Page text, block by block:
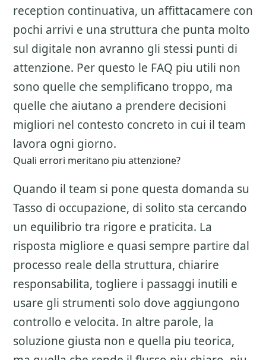
reception continuativa, un affittacamere con
pochi arrivi e una struttura che punta molto
sul digitale non avranno gli stessi punti di
attenzione. Per questo le FAQ piu utili non
sono quelle che semplificano troppo, ma
quelle che aiutano a prendere decisioni
migliori nel contesto concreto in cui il team
lavora ogni giorno.
Quali errori meritano piu attenzione?
Quando il team si pone questa domanda su
Tasso di occupazione, di solito sta cercando
un equilibrio tra rigore e praticita. La
risposta migliore e quasi sempre partire dal
processo reale della struttura, chiarire
responsabilita, togliere i passaggi inutili e
usare gli strumenti solo dove aggiungono
controllo e velocita. In altre parole, la
soluzione giusta non e quella piu teorica,